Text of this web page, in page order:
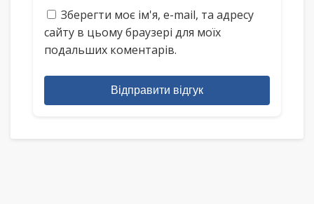
Зберегти моє ім'я, e-mail, та адресу
сайту в цьому браузері для моїх
подальших коментарів.
Відправити відгук